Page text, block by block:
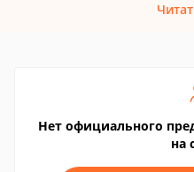
Нет официального
на